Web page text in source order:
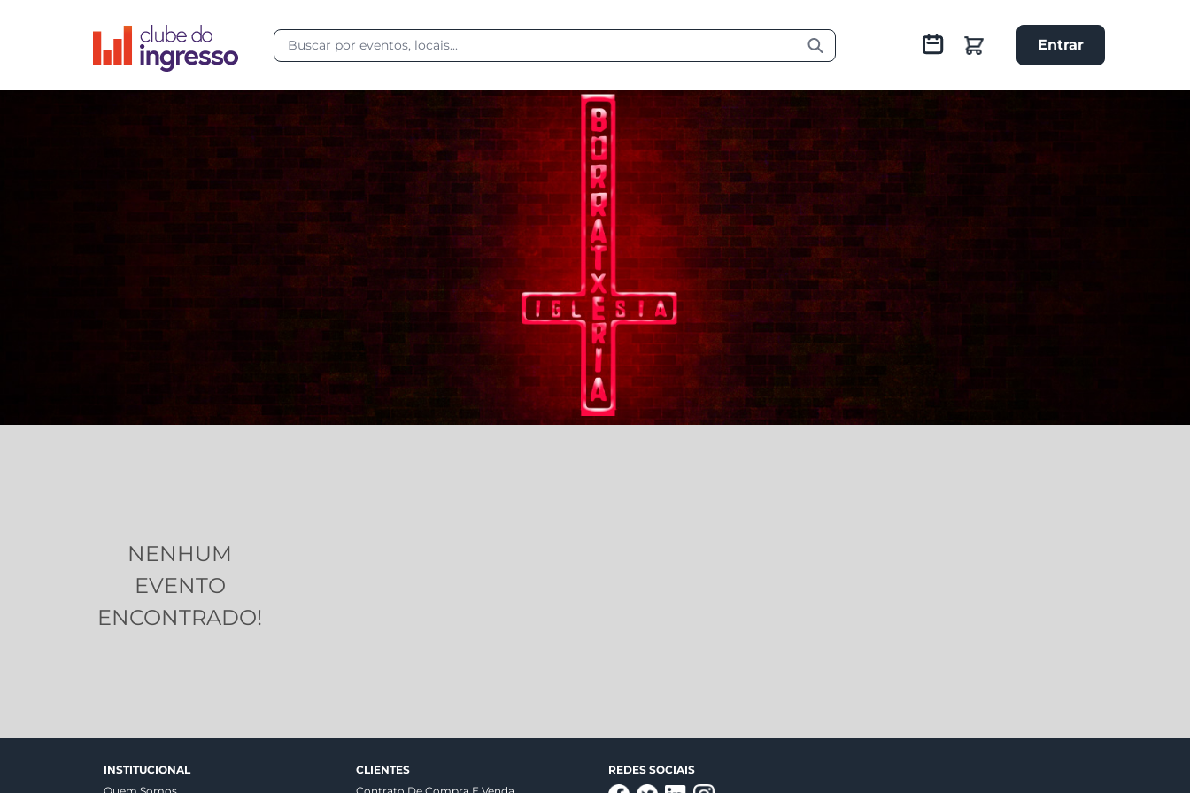
Entrar
NENHUM
EVENTO
ENCONTRADO!
INSTITUCIONAL
CLIENTES
REDES SOCIAIS